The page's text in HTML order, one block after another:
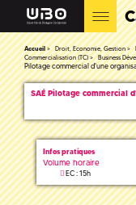
Accueil Droit, Economie, Gestion
Commercialisation (TC)
Business
Pilotage commercial d'une
SAÉ Pilotage commercial
Infos pratiques
Volume horaire
EC : 15h